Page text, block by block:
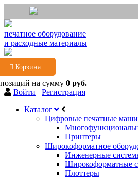
печатное оборудование
и расходные материалы
Корзина
на сумму 0 руб.
Войти
Регистрация
Каталог
Цифровые печатные
Принтеры
Широкоформатное
Инженерные
Широкоформатные
Плоттеры